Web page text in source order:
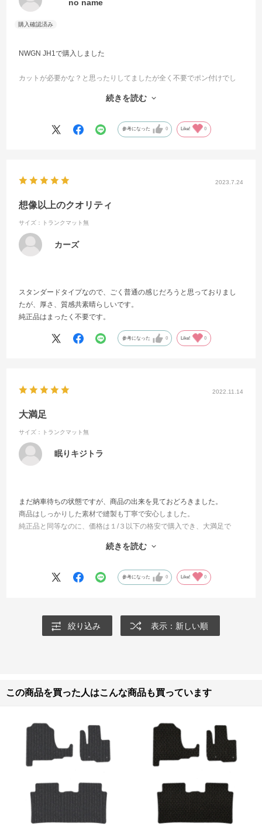
no name
NWGN JH1で購入しました
カットが必要かな？と思ったりしてましたが全く不要でポン付けでし
色も綺麗で純正にない足置き場まであったのも好印象です。
仕上がりにも不満はなく発送も早かったので次の車でも注文しようと
続きを読む
参考になった 0 Like! 0
2023.7.24
想像以上のクオリティ
サイズ：トランクマット無
カーズ
スタンダードタイプなので、ごく普通の感じだろうと思っておりまし
たが、厚さ、質感共素晴らしいです。
純正品はまったく不要です。
参考になった 0 Like! 0
2022.11.14
大満足
サイズ：トランクマット無
眠りキジトラ
まだ納車待ちの状態ですが、商品の出来を見ておどろきました。
商品はしっかりした素材で縫製も丁寧で安心しました。
純正品と同等なのに、価格は１/３以下の格安で購入でき、大満足で
来年は、別の車の買い替え予定があるので、その時も必ず利用させて
続きを読む
参考になった 0 Like! 0
絞り込み 表示：新しい順
この商品を買った人はこんな商品も買っています